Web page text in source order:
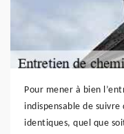
Pour mener à bien
indispensable de
identiques, quel que